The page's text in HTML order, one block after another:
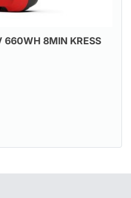
660WH 8MIN KRESS